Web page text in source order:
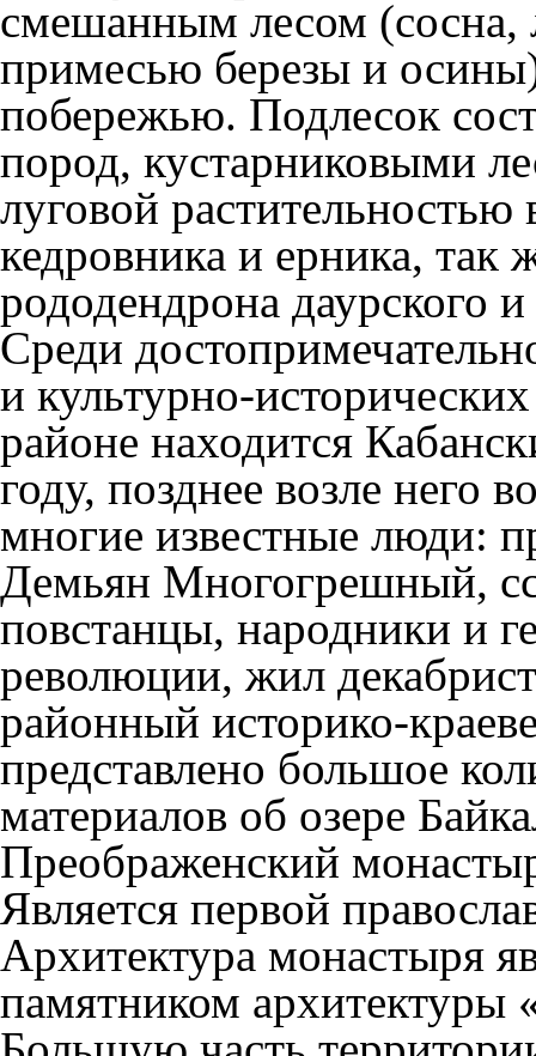
смешанным лесом (сосна,
примесью березы и
побережью. Подлесок
пород, кустарниковыми
луговой растительностью
кедровника и ерника, так
рододендрона даурского
Среди
и культурно-
районе находится
году, позднее возле него
многие известные люди:
Демьян Многогрешный,
повстанцы, народники и
революции, жил
районный историко-
представлено большое
материалов об озере
Преображенский
Является первой
Архитектура монастыря
памятником архитектуры